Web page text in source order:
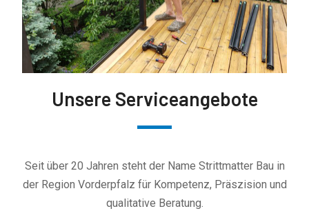
Unsere Serviceangebote
Seit über 20 Jahren steht der Name Strittmatter Bau in
der Region Vorderpfalz für Kompetenz, Präszision und
qualitative Beratung.